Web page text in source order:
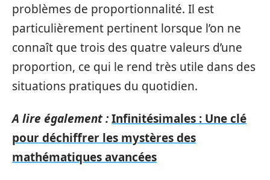
problèmes de proportionnalité. Il est
particulièrement pertinent lorsque l’on ne
connaît que trois des quatre valeurs d’une
proportion, ce qui le rend très utile dans des
situations pratiques du quotidien.
A lire également :Infinitésimales : Une clé
pour déchiffrer les mystères des
mathématiques avancées